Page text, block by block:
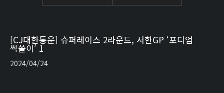
[CJ대한통운] 슈퍼레이스 2라운드, 서한GP ‘포디엄
싹쓸이’ 1
2024/04/24